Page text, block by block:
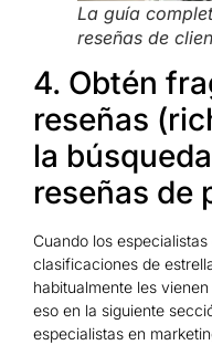
La guía
reseñas de
4. Obtén
reseñas
la
reseñas de
Cuando los
clasificaciones de
habitualmente les
eso en la siguiente
especialistas en